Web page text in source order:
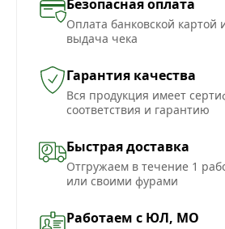
Безопасная оплата
Оплата банковской
выдача чека
Гарантия качества
Вся продукция имеет
соответствия и гарантию
Быстрая доставка
Отгружаем в течение 1
или своими фурами
Работаем с ЮЛ, МО